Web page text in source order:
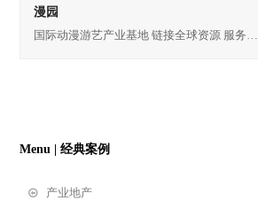
漫园
国际动漫游艺产业基地 链接全球资源 服务…
Menu | 经典案例
产业地产